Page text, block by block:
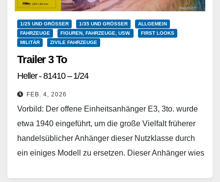
1/25 UND GRÖSSER 1/35 UND GRÖSSER
ALLGEMEIN
FAHRZEUGE
FIGUREN, FAHRZEUGE, USW.
FIRST LOOKS
MILITÄR
ZIVILE FAHRZEUGE
Trailer 3 To
Heller - 81410 – 1/24
FEB. 4, 2026
Vorbild: Der offene Einheitsanhänger E3, 3to. wurde
etwa 1940 eingeführt, um die große Vielfalt früherer
handelsüblicher Anhänger dieser Nutzklasse durch
ein einiges Modell zu ersetzen. Dieser Anhänger wies